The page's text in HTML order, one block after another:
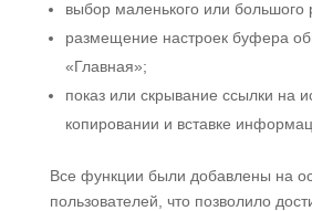
выбор маленького или большого
размещение настроек буфера
«Главная»;
показ или скрывание ссылки на
копировании и вставке
Все функции были добавлены на
пользователей, что позволило